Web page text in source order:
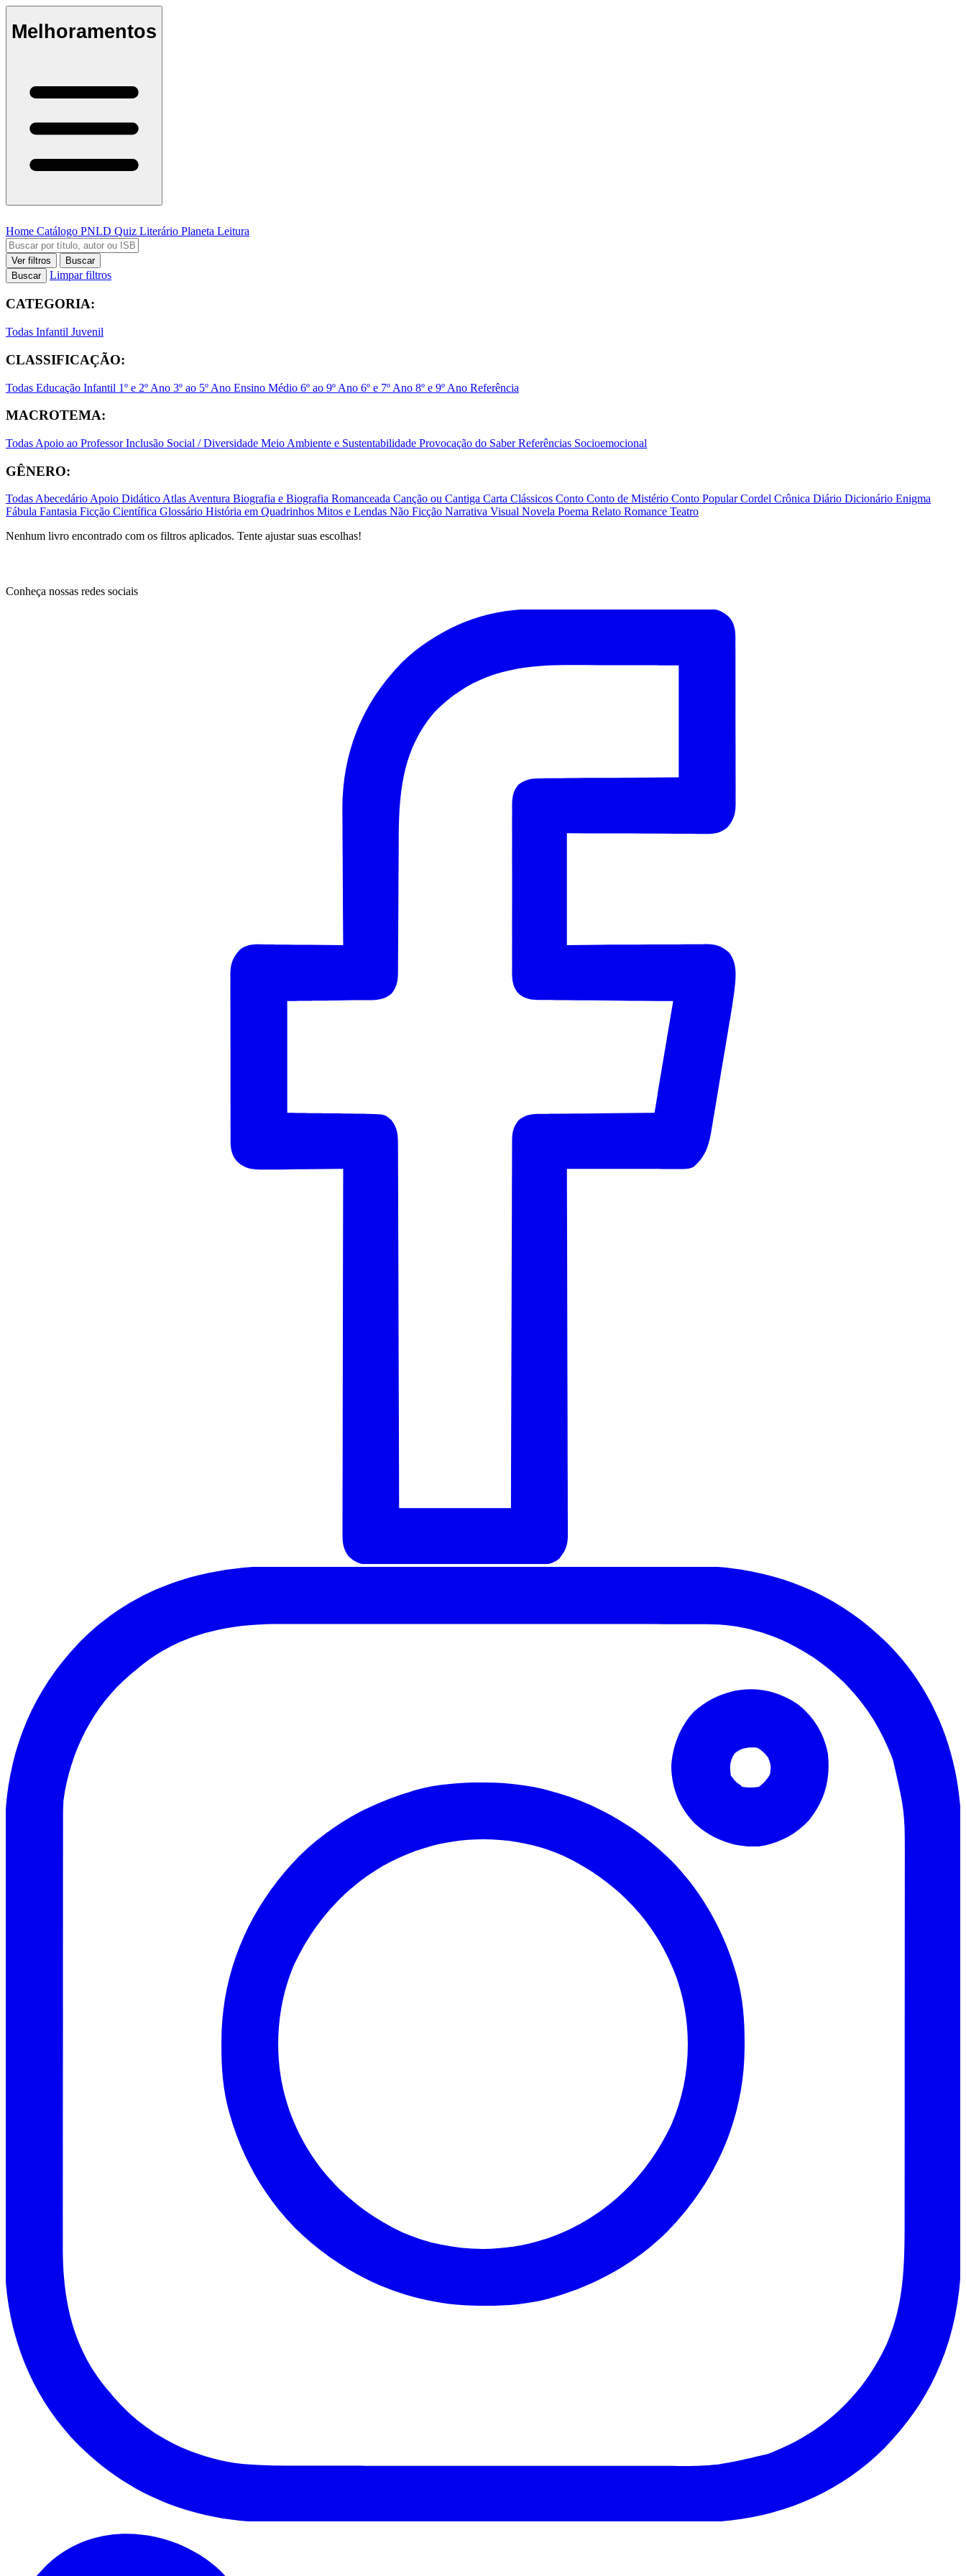
Melhoramentos
Home Catálogo PNLD Quiz Literário Planeta Leitura
Ver filtros
Buscar
Buscar
Limpar filtros
CATEGORIA:
Todas Infantil Juvenil
CLASSIFICAÇÃO:
Todas Educação Infantil 1º e 2º Ano 3º ao 5º Ano Ensino Médio 6º ao 9º Ano 6º e 7º Ano 8º e 9º Ano Referência
MACROTEMA:
Todas Apoio ao ProfessorInclusão Social / Diversidade Meio Ambiente e Sustentabilidade Provocação do SaberReferências Socioemocional
GÊNERO:
TodasAbecedárioApoio DidáticoAtlasAventura Biografia e Biografia Romanceada Canção ou Cantiga Carta Clássicos Conto Conto de Mistério Conto PopularCordel Crônica Diário Dicionário Enigma
Fábula Fantasia Ficção Científica Glossário História em Quadrinhos Mitos e Lendas Não Ficção Narrativa Visual Novela Poema Relato Romance Teatro
Nenhum livro encontrado com os filtros aplicados. Tente ajustar suas escolhas!
Conheça nossas redes sociais